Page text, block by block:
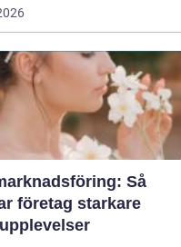
Så
företag starkare